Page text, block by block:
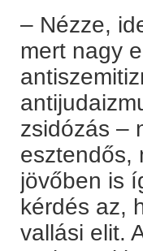
– Nézze,
mert nagy
zsidózás –
esztendős,
jövőben is
kérdés az,
vallási elit.